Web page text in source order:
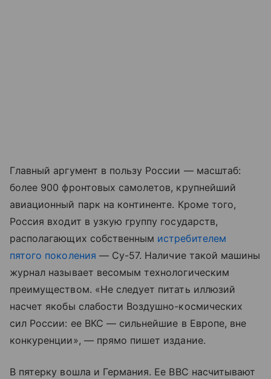
Главный аргумент в пользу России — масштаб:
более 900 фронтовых самолетов, крупнейший
авиационный парк на континенте. Кроме того,
Россия входит в узкую группу государств,
располагающих собственным истребителем
пятого поколения — Су-57. Наличие такой машины
журнал называет весомым технологическим
преимуществом. «Не следует питать иллюзий
насчет якобы слабости Воздушно-космических
сил России: ее ВКС — сильнейшие в Европе, вне
конкуренции», — прямо пишет издание.
В пятерку вошла и Германия. Ее ВВС насчитывают